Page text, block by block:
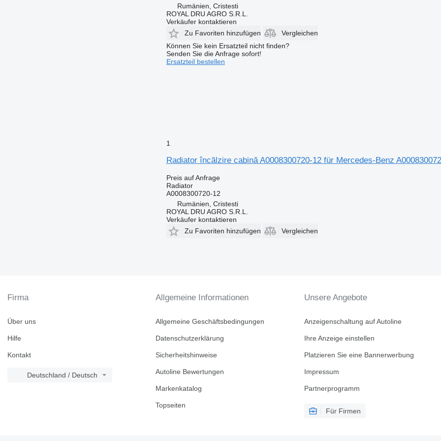
Rumänien, Cristesti
ROYAL DRU AGRO S.R.L.
Verkäufer kontaktieren
Zu Favoriten hinzufügen
Vergleichen
Können Sie kein Ersatzteil nicht finden?
Senden Sie die Anfrage sofort!
Ersatzteil bestellen
1
Radiator încălzire cabină A0008300720-12 für Mercedes-Benz
Preis auf Anfrage
Radiator
A0008300720-12
Rumänien, Cristesti
ROYAL DRU AGRO S.R.L.
Verkäufer kontaktieren
Zu Favoriten hinzufügen
Vergleichen
Firma
Über uns
Hilfe
Kontakt
Deutschland / Deutsch
Allgemeine Informationen
Allgemeine Geschäftsbedingungen
Datenschutzerklärung
Sicherheitshinweise
Autoline Bewertungen
Markenkatalog
Topseiten
Unsere Angebote
Anzeigenschaltung auf Autoline
Ihre Anzeige einstellen
Platzieren Sie eine Bannerwerbung
Impressum
Partnerprogramm
Für Firmen